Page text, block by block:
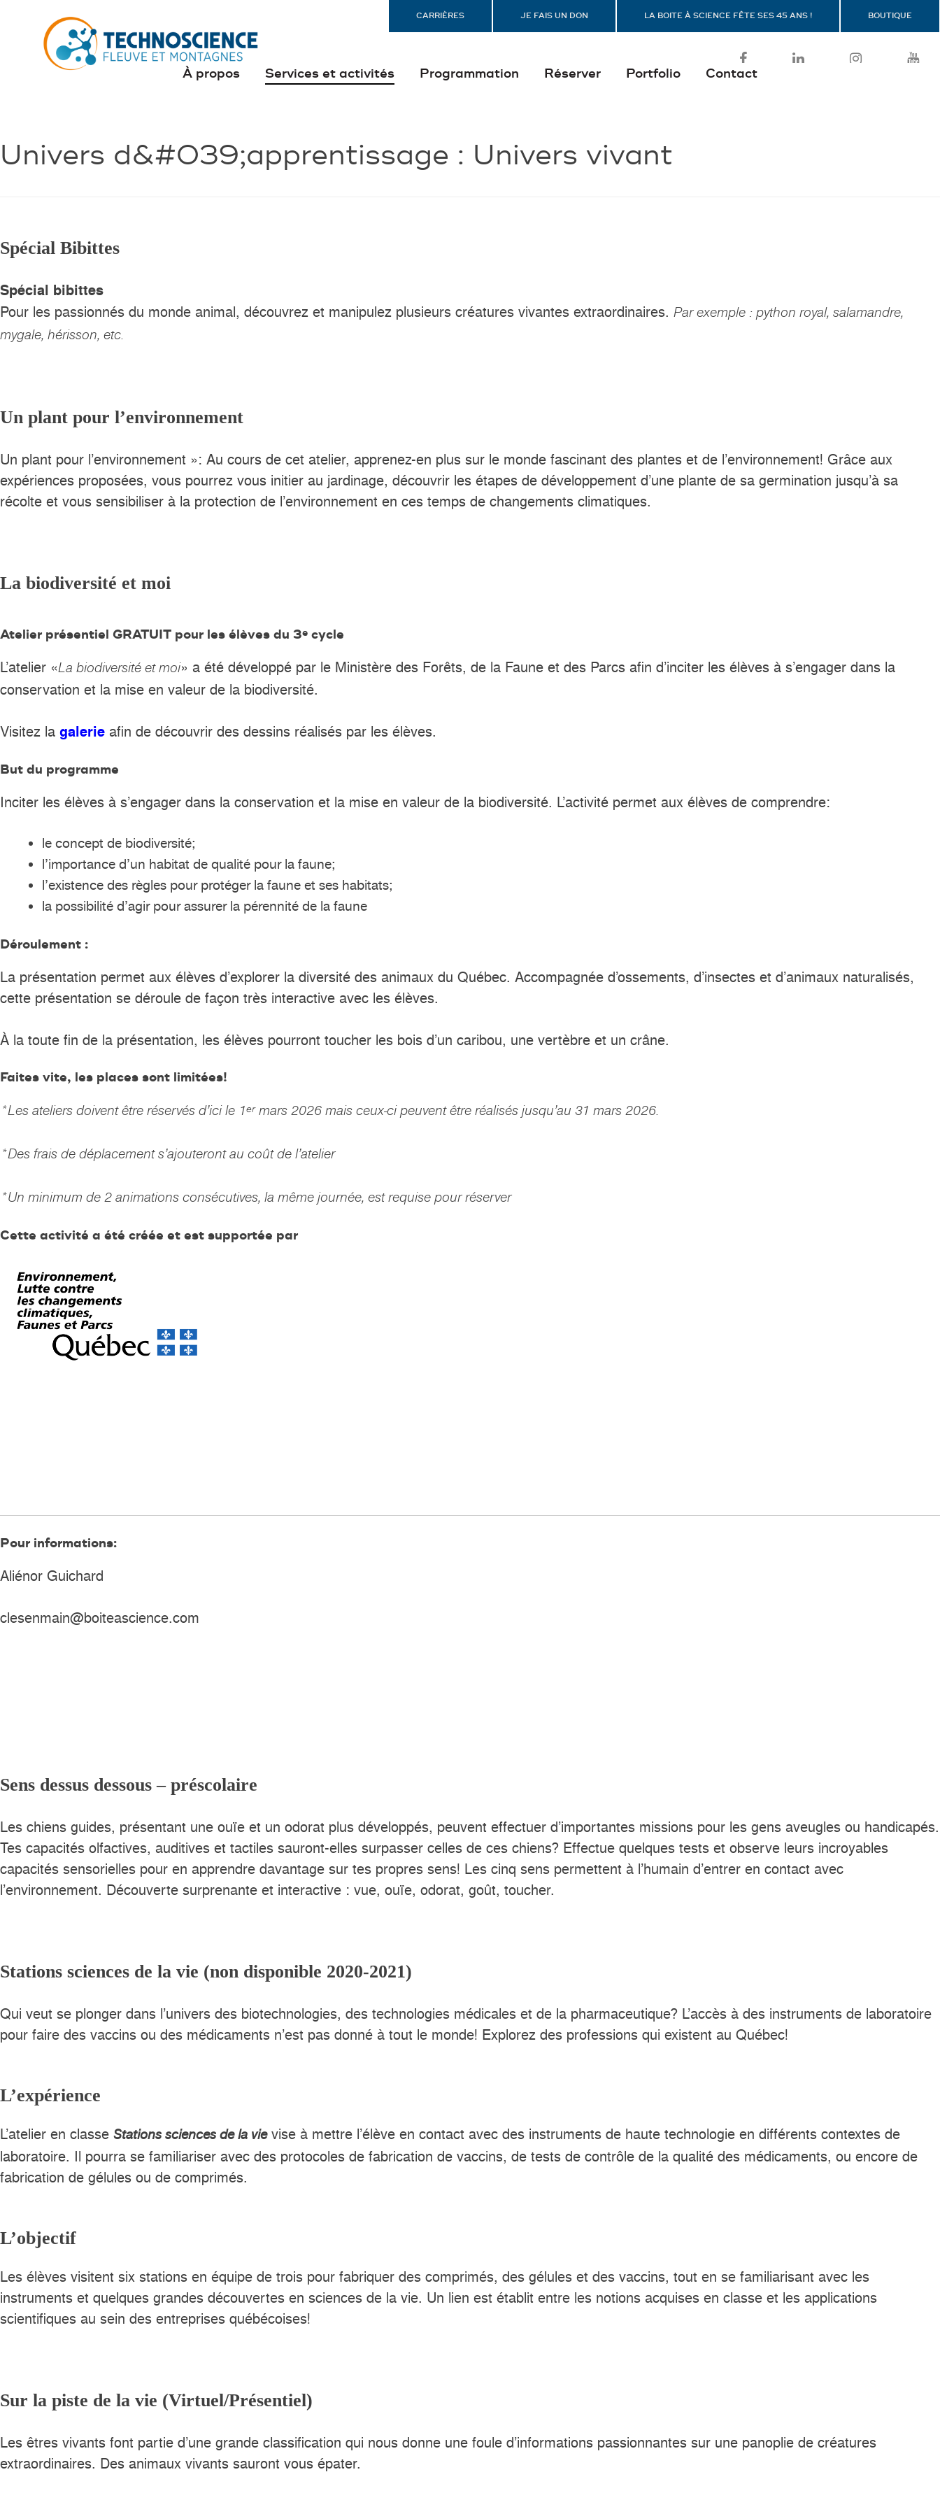
CARRIÈRES JE FAIS UN DON LA BOITE À SCIENCE FÊTE SES 45 ANS ! BOUTIQUE
À propos Services et activités Programmation Réserver Portfolio Contact
Univers d&#039;apprentissage : Univers vivant
Spécial Bibittes
Spécial bibittes
Pour les passionnés du monde animal, découvrez et manipulez plusieurs créatures vivantes extraordinaires. Par exemple : python royal, salamandre,
mygale, hérisson, etc.
Un plant pour l’environnement
Un plant pour l’environnement »: Au cours de cet atelier, apprenez-en plus sur le monde fascinant des plantes et de l’environnement! Grâce aux
expériences proposées, vous pourrez vous initier au jardinage, découvrir les étapes de développement d’une plante de sa germination jusqu’à sa
récolte et vous sensibiliser à la protection de l’environnement en ces temps de changements climatiques.
La biodiversité et moi
Atelier présentiel GRATUIT pour les élèves du 3e cycle
L’atelier «La biodiversité et moi» a été développé par le Ministère des Forêts, de la Faune et des Parcs afin d’inciter les élèves à s’engager dans la
conservation et la mise en valeur de la biodiversité.
Visitez la galerie afin de découvrir des dessins réalisés par les élèves.
But du programme
Inciter les élèves à s’engager dans la conservation et la mise en valeur de la biodiversité. L’activité permet aux élèves de comprendre:
le concept de biodiversité;
l’importance d’un habitat de qualité pour la faune;
l’existence des règles pour protéger la faune et ses habitats;
la possibilité d’agir pour assurer la pérennité de la faune
Déroulement :
La présentation permet aux élèves d’explorer la diversité des animaux du Québec. Accompagnée d’ossements, d’insectes et d’animaux naturalisés,
cette présentation se déroule de façon très interactive avec les élèves.
À la toute fin de la présentation, les élèves pourront toucher les bois d’un caribou, une vertèbre et un crâne.
Faites vite, les places sont limitées!
*Les ateliers doivent être réservés d’ici le 1ermars 2026 mais ceux-ci peuvent être réalisés jusqu’au 31 mars 2026.
*Des frais de déplacement s’ajouteront au coût de l’atelier
*Un minimum de 2 animations consécutives, la même journée, est requise pour réserver
Cette activité a été créée et est supportée par
Pour informations:
Aliénor Guichard
clesenmain@boiteascience.com
Sens dessus dessous – préscolaire
Les chiens guides, présentant une ouïe et un odorat plus développés, peuvent effectuer d’importantes missions pour les gens aveugles ou handicapés.
Tes capacités olfactives, auditives et tactiles sauront-elles surpasser celles de ces chiens? Effectue quelques tests et observe leurs incroyables
capacités sensorielles pour en apprendre davantage sur tes propres sens! Les cinq sens permettent à l’humain d’entrer en contact avec
l’environnement. Découverte surprenante et interactive : vue, ouïe, odorat, goût, toucher.
Stations sciences de la vie (non disponible 2020-2021)
Qui veut se plonger dans l’univers des biotechnologies, des technologies médicales et de la pharmaceutique? L’accès à des instruments de laboratoire
pour faire des vaccins ou des médicaments n’est pas donné à tout le monde! Explorez des professions qui existent au Québec!
L’expérience
L’atelier en classe Stations sciences de la vievise à mettre l’élève en contact avec des instruments de haute technologie en différents contextes de
laboratoire. Il pourra se familiariser avec des protocoles de fabrication de vaccins, de tests de contrôle de la qualité des médicaments, ou encore de
fabrication de gélules ou de comprimés.
L’objectif
Les élèves visitent six stations en équipe de trois pour fabriquer des comprimés, des gélules et des vaccins, tout en se familiarisant avec les
instruments et quelques grandes découvertes en sciences de la vie. Un lien est établit entre les notions acquises en classe et les applications
scientifiques au sein des entreprises québécoises!
Sur la piste de la vie (Virtuel/Présentiel)
Les êtres vivants font partie d’une grande classification qui nous donne une foule d’informations passionnantes sur une panoplie de créatures
extraordinaires. Des animaux vivants sauront vous épater.